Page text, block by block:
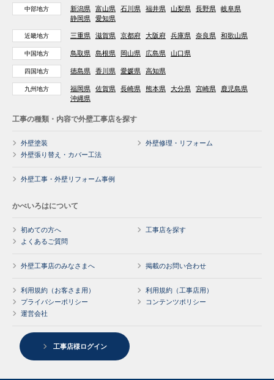
中部地方 新潟県 富山県 石川県 福井県 山梨県 長野県
岐阜県
静岡県
愛知県
近畿地方 三重県 滋賀県 京都府 大阪府 兵庫県 奈良県 和歌山県
中国地方 鳥取県 島根県 岡山県 広島県 山口県
四国地方 徳島県 香川県 愛媛県 高知県
九州地方 福岡県 佐賀県 長崎県 熊本県 大分県 宮崎県
鹿児島県
沖縄県
工事の種類・内容で外壁工事店を探す
外壁塗装
外壁修理・リフォーム
外壁張り替え・カバー工法
外壁工事・外壁リフォーム事例
かべいろはについて
初めての方へ
工事店を探す
よくあるご質問
外壁工事店のみなさまへ 掲載のお問い合わせ
利用規約（お客さま用）
利用規約（工事店用）
プライバシーポリシー
コンテンツポリシー
運営会社
工事店様ログイン